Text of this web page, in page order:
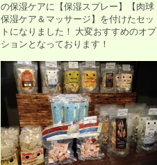
の保湿ケアに【保湿スプレー】【肉球
保湿ケア＆マッサージ】を付けたセッ
トになりました！ 大変おすすめのオプ
ションとなっております！